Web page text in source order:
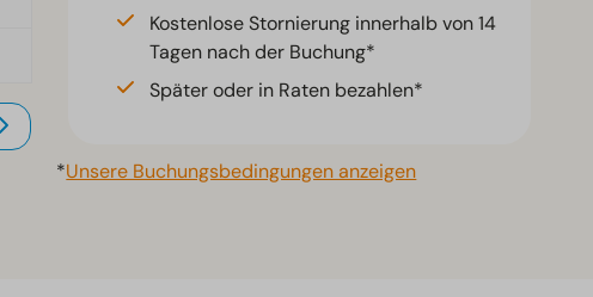
Kostenlose Stornierung innerhalb von 14
Tagen nach der Buchung*
Später oder in Raten bezahlen*
*Unsere Buchungsbedingungen anzeigen